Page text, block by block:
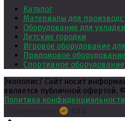
Каталог
Материалы для
Оборудование для укладки
Детские городки
Игровое оборудование
Придомовое оборудование
Спортивное оборудование
Экополис/ Сайт носит
является публичной офертой. ©
Политика конфиденциальности